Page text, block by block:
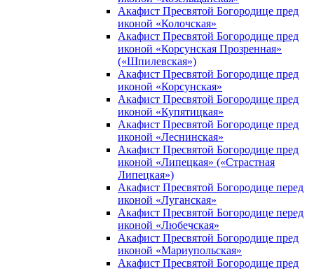
Акафист Пресвятой Богородице пред
иконой «Колочская»
Акафист Пресвятой Богородице пред
иконой «Корсунская Прозренная»
(«Шпилевская»)
Акафист Пресвятой Богородице пред
иконой «Корсунская»
Акафист Пресвятой Богородице пред
иконой «Купятицкая»
Акафист Пресвятой Богородице пред
иконой «Леснинская»
Акафист Пресвятой Богородице пред
иконой «Липецкая» («Страстная
Липецкая»)
Акафист Пресвятой Богородице перед
иконой «Луганская»
Акафист Пресвятой Богородице перед
иконой «Любечская»
Акафист Пресвятой Богородице пред
иконой «Мариупольская»
Акафист Пресвятой Богородице пред